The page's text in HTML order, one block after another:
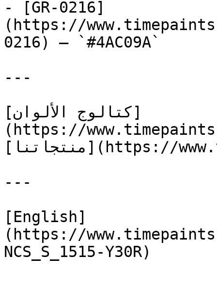
- [GR-0216]
(https://
0216) — `#4AC09A`
---
[كتالوج الألوان]
(https://
[منتجاتنا](https://www.timepaints.com/ar/products)
---
[English]
(https://
NCS_S_1515-Y30R)